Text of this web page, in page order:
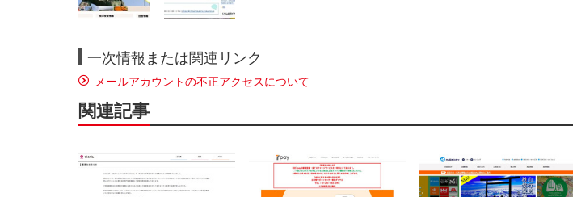
一次情報または関連リンク
メールアカウントの不正アクセスについて
関連記事